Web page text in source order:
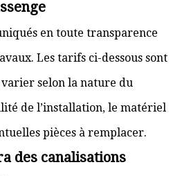
en toute transparence
Les tarifs ci-dessous sont
selon la nature du
de l’installation, le matériel
pièces à remplacer.
des canalisations